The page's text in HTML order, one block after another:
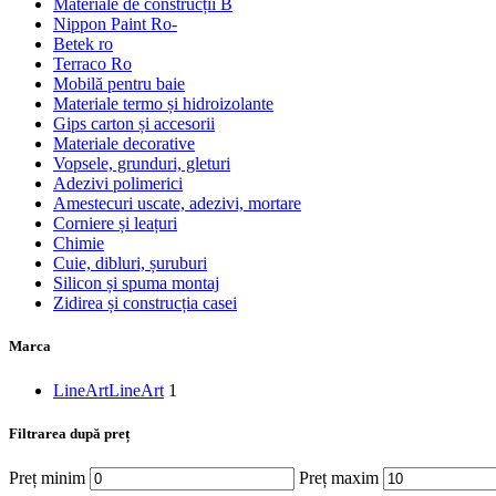
Materiale de construcții B
Nippon Paint Ro-
Betek ro
Terraco Ro
Mobilă pentru baie
Materiale termo și hidroizolante
Gips carton și accesorii
Materiale decorative
Vopsele, grunduri, gleturi
Adezivi polimerici
Amestecuri uscate, adezivi, mortare
Corniere și leațuri
Chimie
Cuie, dibluri, șuruburi
Silicon și spuma montaj
Zidirea și construcția casei
Marca
LineArtLineArt 1
Filtrarea după preț
Preț minim Preț maxim